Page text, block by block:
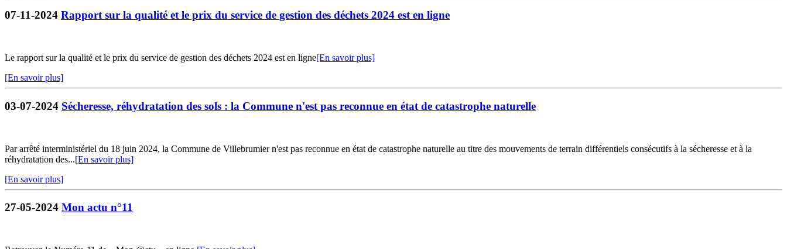
07-11-2024 Rapport sur la qualité et le prix du service de gestion des déchets 2024 est en ligne
Le rapport sur la qualité et le prix du service de gestion des déchets 2024 est en ligne[En savoir plus]
[En savoir plus]
03-07-2024 Sécheresse, réhydratation des sols : la Commune n'est pas reconnue en état de catastrophe naturelle
Par arrêté interministériel du 18 juin 2024, la Commune de Villebrumier n'est pas reconnue en état de catastrophe naturelle au titre des mouvements de terrain différentiels consécutifs à la sécheresse et à la
réhydratation des...[En savoir plus]
[En savoir plus]
27-05-2024 Mon actu n°11